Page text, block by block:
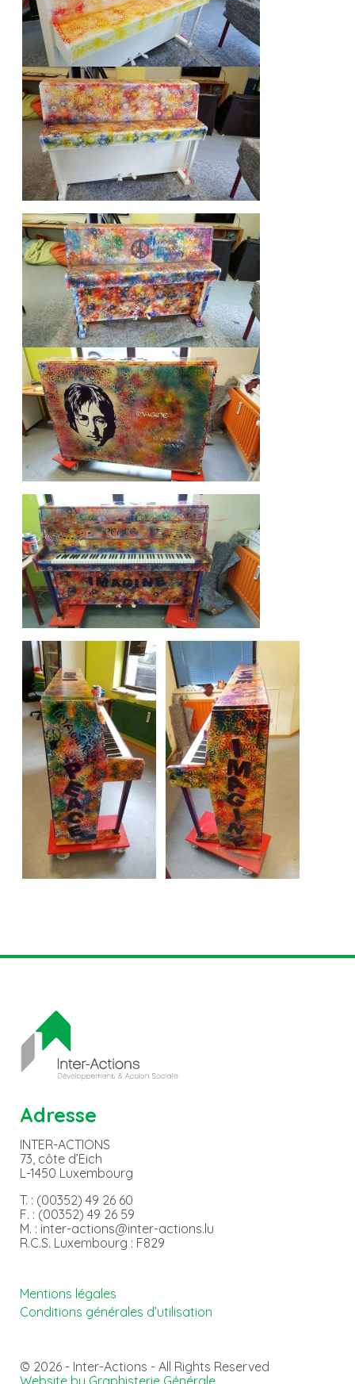
Adresse
INTER-ACTIONS
73, côte d’Eich
L-1450 Luxembourg
T. : (00352) 49 26 60
F. : (00352) 49 26 59
M. : inter-actions@inter-actions.lu
R.C.S. Luxembourg : F829
Mentions légales
Conditions générales d’utilisation
© 2026 - Inter-Actions - All Rights Reserved
Website by Graphisterie Générale